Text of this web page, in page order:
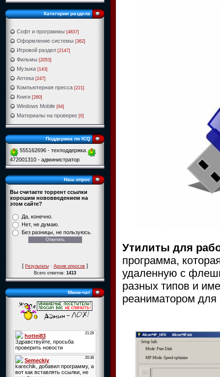
Категории раздела
Софт и программы [4837]
Оформление системы [362]
Игровой раздел [2147]
Фильмы [2053]
Музыка [143]
Аптека [247]
Компьютерная пресса [221]
Книги [260]
Windows Mobile [64]
Материалы на проверке [0]
Поддержка по ICQ
555162696 - техподдержка
472001310 - администратор
Наш опрос
Вы считаете торрент ссылки
хорошим нововведением на
этом сайте?
Да, конечно.
Нет, не думаю.
Без разницы, не пользуюсь.
[Результаты·Архив опросов]
Всего ответов:1413
Мини-чат
Утилиты для
программа,
удаленную с
разных типов и
реаниматором